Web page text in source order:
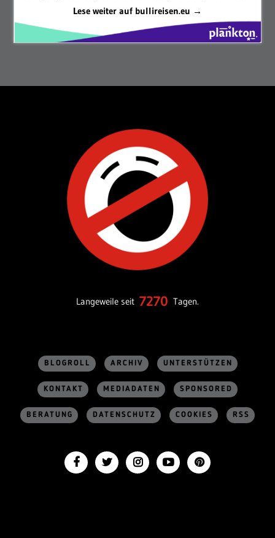
Lese weiter auf bullireisen.eu →
Langeweile seit 7270 Tagen.
BLOGROLL ARCHIV UNTERSTÜTZEN
KONTAKT MEDIADATEN SPONSORED
BERATUNG DATENSCHUTZ COOKIES RSS